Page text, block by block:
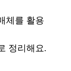
체를 활용
정리해요.